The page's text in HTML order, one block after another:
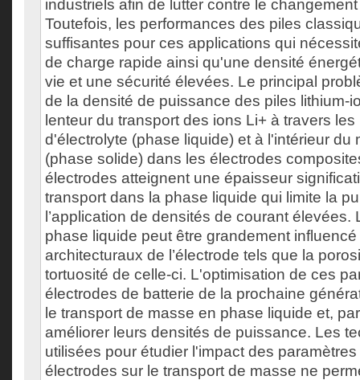
industriels afin de lutter contre le
Toutefois, les performances des piles
suffisantes pour ces applications qui
de charge rapide ainsi qu'une densité
vie et une sécurité élevées. Le principal
de la densité de puissance des piles lithium-
lenteur du transport des ions Li+ à travers
d'électrolyte (phase liquide) et à l'intérieur du
(phase solide) dans les électrodes
électrodes atteignent une épaisseur
transport dans la phase liquide qui limite la
l’application de densités de courant élevées.
phase liquide peut être grandement
architecturaux de l’électrode tels que la
tortuosité de celle-ci. L'optimisation de ces
électrodes de batterie de la prochaine
le transport de masse en phase liquide et,
améliorer leurs densités de puissance. Les
utilisées pour étudier l'impact des
électrodes sur le transport de masse ne